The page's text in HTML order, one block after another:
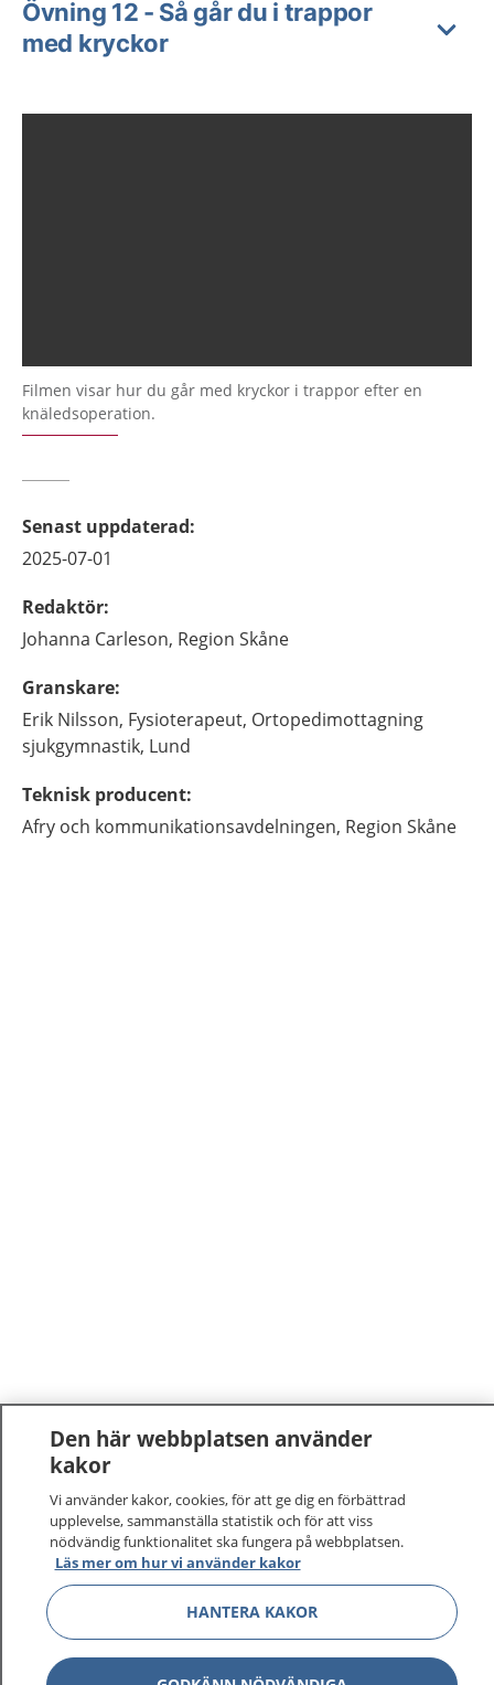
Övning 12 - Så går du i trappor
med kryckor
Filmen visar hur du går med kryckor i trappor efter en
knäledsoperation.
Senast uppdaterad:
2025-07-01
Redaktör:
Johanna Carleson, Region Skåne
Granskare:
Erik Nilsson, Fysioterapeut, Ortopedimottagning
sjukgymnastik, Lund
Teknisk producent:
Afry och kommunikationsavdelningen, Region Skåne
1177–tryggt om din hälsa och vård
På 1177.se får du råd om hälsa och information om
sjukdomar och vilka mottagningar du kan kontakta.
Logga in för att läsa din journal och göra dina
vårdärenden. Ring telefonnummer 1177 för
sjukvårdsrådgivning dygnet runt.
1177 ger dig råd när du vill må bättre.
Den här webbplatsen använder
kakor
Vi använder kakor, cookies, för att ge dig en förbättrad
upplevelse, sammanställa statistik och för att viss
nödvändig funktionalitet ska fungera på webbplatsen.
Läs mer om hur vi använder kakor
HANTERA KAKOR